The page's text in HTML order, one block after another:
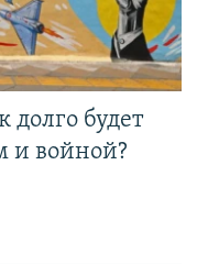
долго будет
и войной?